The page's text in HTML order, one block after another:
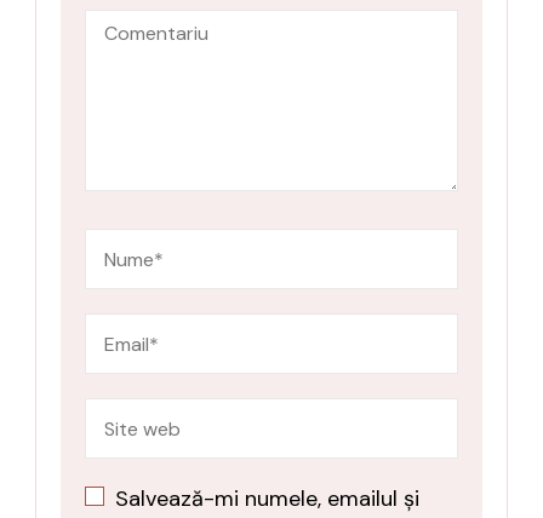
Salvează-mi numele, emailul și